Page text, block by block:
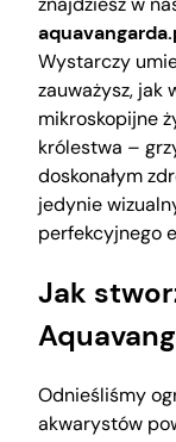
Wystarczy
zauważysz, jak
mikroskopijne
królestwa –
doskonałym
jedynie
perfekcyjnego
Jak
Odnieśliśmy
akwarystów